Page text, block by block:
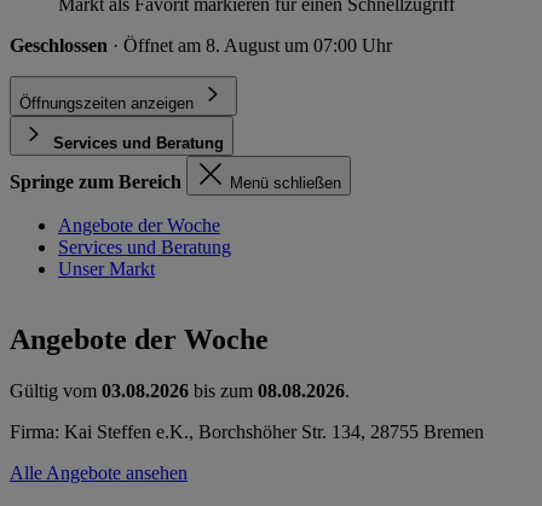
Geschlossen · Öffnet am 8. August um 07:00 Uhr
Öffnungszeiten anzeigen
Services und Beratung
Springe zum Bereich Menü schließen
Angebote der Woche
Services und Beratung
Unser Markt
Angebote der Woche
Gültig vom 03.08.2026 bis zum 08.08.2026.
Firma: Kai Steffen e.K., Borchshöher Str. 134, 28755 Bremen
Alle Angebote ansehen